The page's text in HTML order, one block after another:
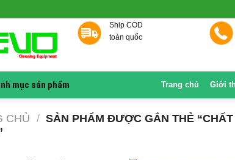
Ship COD
toàn quốc
mục sản phẩm Trang chủ Giới
CHỦ / SẢN PHẨM ĐƯỢC GẮN THẺ